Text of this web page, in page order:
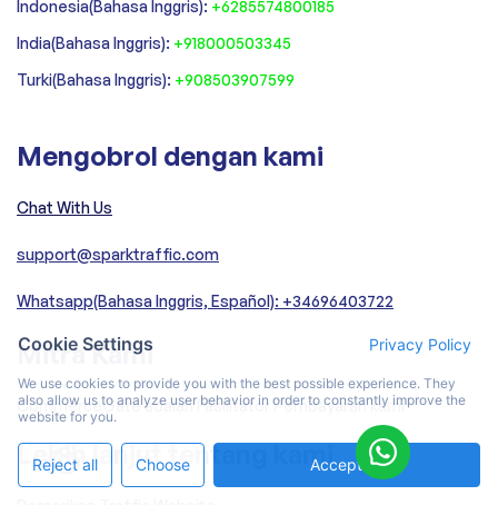
‍Indonesia(Bahasa Inggris): +6285574800185
India(Bahasa Inggris): +918000503345
Turki(Bahasa Inggris): +908503907599
Mengobrol dengan kami
Chat With Us
support@sparktraffic.com
Whatsapp(Bahasa Inggris, Español): +34696403722
Mitra Kami
CommerceGate adalah Fasilitator Pembayaran kami
Lebih lanjut tentang kami
Cookie Settings Privacy Policy
We use cookies to provide you with the best possible experience. They
also allow us to analyze user behavior in order to constantly improve the
website for you.
Reject all Choose Accept All